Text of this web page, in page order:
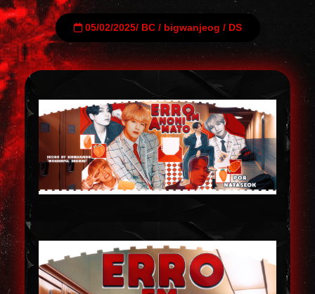
05/02/2025/ BC/ bigwanjeog / DS